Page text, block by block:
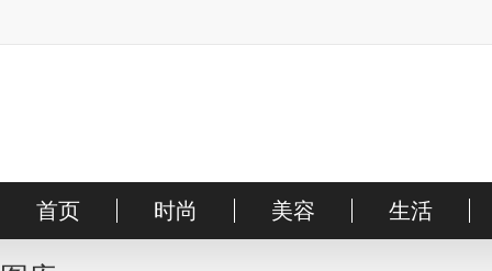
首页 时尚 时装 搭配
美容 护肤生活